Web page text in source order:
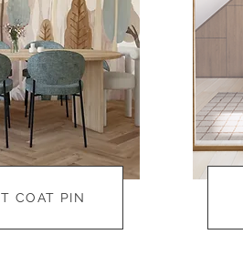
COAT PIN